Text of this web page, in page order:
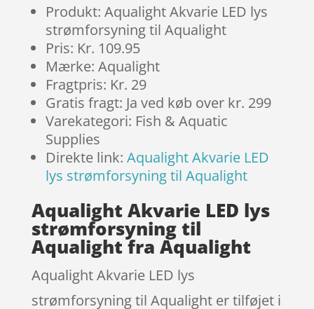
Produkt: Aqualight Akvarie LED lys
strømforsyning til Aqualight
Pris: Kr. 109.95
Mærke: Aqualight
Fragtpris: Kr. 29
Gratis fragt: Ja ved køb over kr. 299
Varekategori: Fish & Aquatic
Supplies
Direkte link: Aqualight Akvarie LED
lys strømforsyning til Aqualight
Aqualight Akvarie LED lys
strømforsyning til
Aqualight fra Aqualight
Aqualight Akvarie LED lys
strømforsyning til Aqualight er tilføjet i